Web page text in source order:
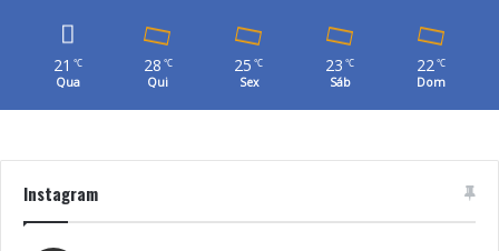
21 ℃
Qua
28 ℃
Qui
25 ℃
Sex
23 ℃
Sáb
22℃
Dom
Instagram